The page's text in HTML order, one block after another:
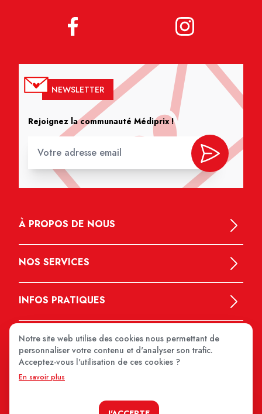
NEWSLETTER
Rejoignez la communauté Médiprix !
À PROPOS DE NOUS
NOS SERVICES
INFOS PRATIQUES
Notre site web utilise des cookies nous permettant de
personnaliser votre contenu et d'analyser son trafic.
Acceptez-vous l'utilisation de ces cookies ?
En savoir plus